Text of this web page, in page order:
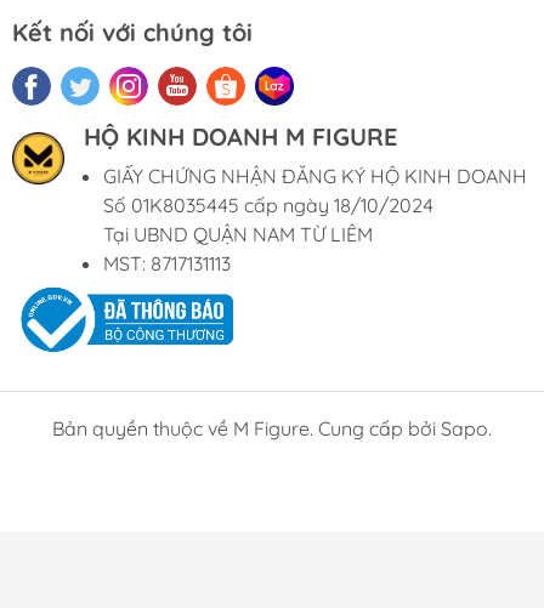
Kết nối với chúng tôi
HỘ KINH DOANH M FIGURE
GIẤY CHỨNG NHẬN ĐĂNG KÝ HỘ KINH DOANH
Số 01K8035445 cấp ngày 18/10/2024
Tại UBND QUẬN NAM TỪ LIÊM
MST: 8717131113
Bản quyền thuộc về M Figure. Cung cấp bởi Sapo.